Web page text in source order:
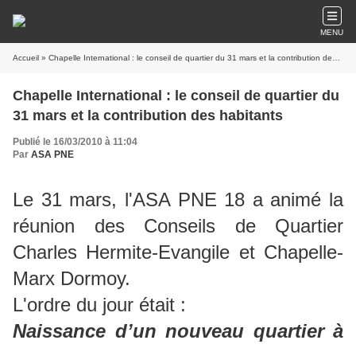
MENU
Accueil » Chapelle International : le conseil de quartier du 31 mars et la contribution des habitants
Chapelle International : le conseil de quartier du
31 mars et la contribution des habitants
Publié le 16/03/2010 à 11:04
Par ASA PNE
Le 31 mars, l'ASA PNE 18 a animé la
réunion des Conseils de Quartier
Charles Hermite-Evangile et Chapelle-
Marx Dormoy.
L'ordre du jour était :
Naissance d’un nouveau quartier à